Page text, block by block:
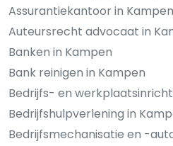
Assurantiekantoor in Kampen
Auteursrecht advocaat in
Banken in Kampen
Bank reinigen in Kampen
Bedrijfs- en
Bedrijfshulpverlening in
Bedrijfsmechanisatie en -